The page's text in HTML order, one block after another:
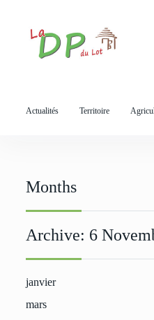
Actualités Territoire
Months
Archive: 6
janvier
mars